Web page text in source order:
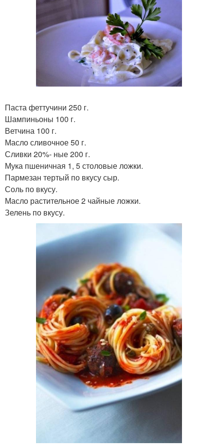
Паста феттучини 250 г.
Шампиньоны 100 г.
Ветчина 100 г.
Масло сливочное 50 г.
Сливки 20%- ные 200 г.
Мука пшеничная 1, 5 столовые ложки.
Пармезан тертый по вкусу сыр.
Соль по вкусу.
Масло растительное 2 чайные ложки.
Зелень по вкусу.